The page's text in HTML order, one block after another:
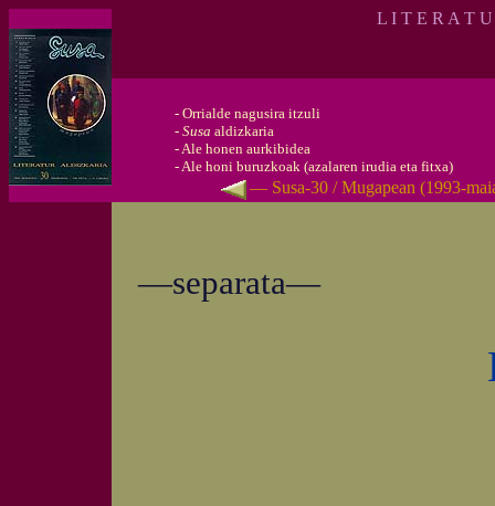
L I T E R A T
- Orrialde nagusira itzuli
- Susa aldizkaria
-Ale honen aurkibidea
-Ale honi buruzkoak (azalaren irudia eta fitxa)
— Susa-30 / Mugapean (1993-
—separata—